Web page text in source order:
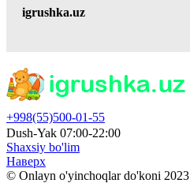
igrushka.uz
+998(55)500-01-55
Dush-Yak 07:00-22:00
Shaxsiy bo'lim
Наверх
© Onlayn o'yinchoqlar do'koni 2023